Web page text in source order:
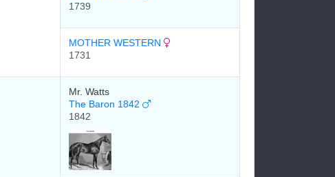
1739
MOTHER WESTERN
1731
Mr. Watts
The Baron 1842
1842